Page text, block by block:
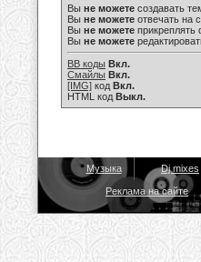
Вы не можете создавать
Вы не можете отвечать на
Вы не можете
Вы не можете
BB коды Вкл.
Смайлы Вкл.
[IMG] код Вкл.
HTML код Выкл.
Музыка Dj mixes
Реклама на сайте